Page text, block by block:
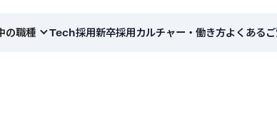
の職種 Tech採用新卒採用カルチャー・働き方よくある